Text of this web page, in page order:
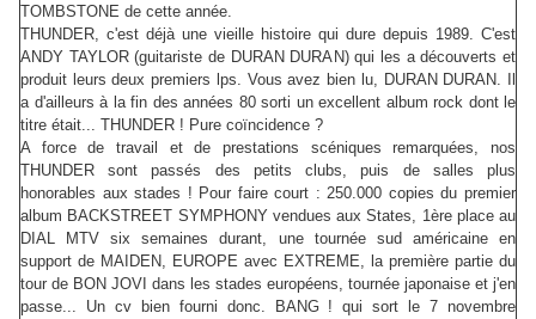
TOMBSTONE de cette année.
THUNDER, c'est déjà une vieille histoire qui dure depuis 1989. C'est
ANDY TAYLOR (guitariste de DURAN DURAN) qui les a découverts et
produit leurs deux premiers lps. Vous avez bien lu, DURAN DURAN. Il
a d'ailleurs à la fin des années 80 sorti un excellent album rock dont le
titre était... THUNDER ! Pure coïncidence ?
A force de travail et de prestations scéniques remarquées, nos
THUNDER sont passés des petits clubs, puis de salles plus
honorables aux stades ! Pour faire court : 250.000 copies du premier
album BACKSTREET SYMPHONY vendues aux States, 1ère place au
DIAL MTV six semaines durant, une tournée sud américaine en
support de MAIDEN, EUROPE avec EXTREME, la première partie du
tour de BON JOVI dans les stades européens, tournée japonaise et j'en
passe... Un cv bien fourni donc. BANG ! qui sort le 7 novembre